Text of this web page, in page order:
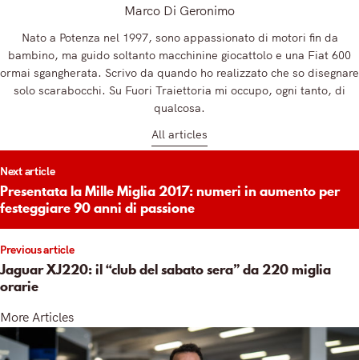
Marco Di Geronimo
Nato a Potenza nel 1997, sono appassionato di motori fin da
bambino, ma guido soltanto macchinine giocattolo e una Fiat 600
ormai sgangherata. Scrivo da quando ho realizzato che so disegnare
solo scarabocchi. Su Fuori Traiettoria mi occupo, ogni tanto, di
qualcosa.
All articles
Previous article
Jaguar XJ220: il “club del sabato sera” da 220 miglia
orarie
Next article
Presentata la Mille Miglia 2017: numeri in aumento per
festeggiare 90 anni di passione
More Articles